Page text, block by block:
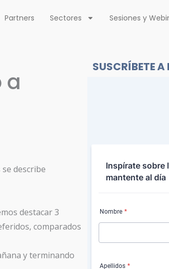
Partners Sectores Sesiones y
a
describe
destacar 3
comparados
y terminando
SUSCRÍBETE A